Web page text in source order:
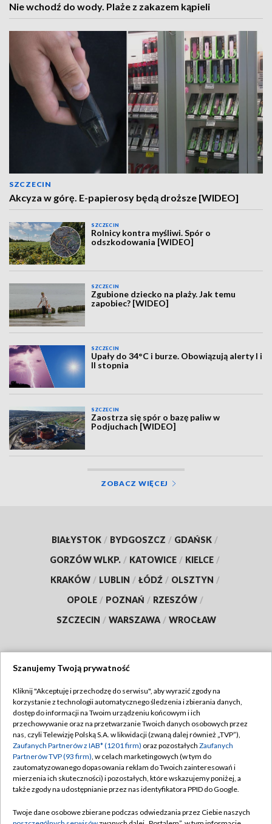
Nie wchodź do wody. Plaże z zakazem kąpieli
SZCZECIN
Akcyza w górę. E-papierosy będą droższe [WIDEO]
SZCZECIN
Rolnicy kontra myśliwi. Spór o
odszkodowania [WIDEO]
SZCZECIN
Zgubione dziecko na plaży. Jak temu
zapobiec? [WIDEO]
SZCZECIN
Upały do 34°C i burze. Obowiązują alerty I i
II stopnia
SZCZECIN
Zaostrza się spór o bazę paliw w
Podjuchach [WIDEO]
ZOBACZ WIĘCEJ
BIAŁYSTOK / BYDGOSZCZ / GDAŃSK /
GORZÓW WLKP. / KATOWICE / KIELCE /
KRAKÓW / LUBLIN / ŁÓDŹ / OLSZTYN /
OPOLE / POZNAŃ / RZESZÓW /
SZCZECIN / WARSZAWA / WROCŁAW
TVP
Abonament TVP
Emisja w TVP
Centrum informacji TVP
Naziemna Telewizja Cyfrowa
Rada Programowa
Regulamin TVP
Polityka prywatności
Moje zgody
Pomoc
Szanujemy Twoją prywatność
Kliknij "Akceptuję i przechodzę do serwisu", aby wyrazić zgody na
korzystanie z technologii automatycznego śledzenia i zbierania danych,
dostęp do informacji na Twoim urządzeniu końcowym i ich
przechowywanie oraz na przetwarzanie Twoich danych osobowych przez
nas, czyli Telewizję Polską S.A. w likwidacji (zwaną dalej również „TVP”),
Zaufanych Partnerów z IAB* (1201 firm) oraz pozostałych Zaufanych
Partnerów TVP (93 firm), w celach marketingowych (w tym do
zautomatyzowanego dopasowania reklam do Twoich zainteresowań i
mierzenia ich skuteczności) i pozostałych, które wskazujemy poniżej, a
także zgody na udostępnianie przez nas identyfikatora PPID do Google.
Twoje dane osobowe zbierane podczas odwiedzania przez Ciebie naszych